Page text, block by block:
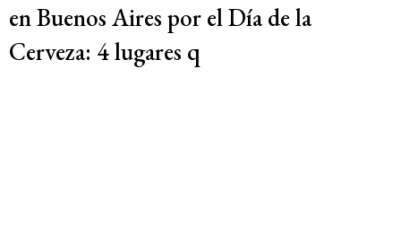
en Buenos Aires por el Día de la
Cerveza: 4 lugares q